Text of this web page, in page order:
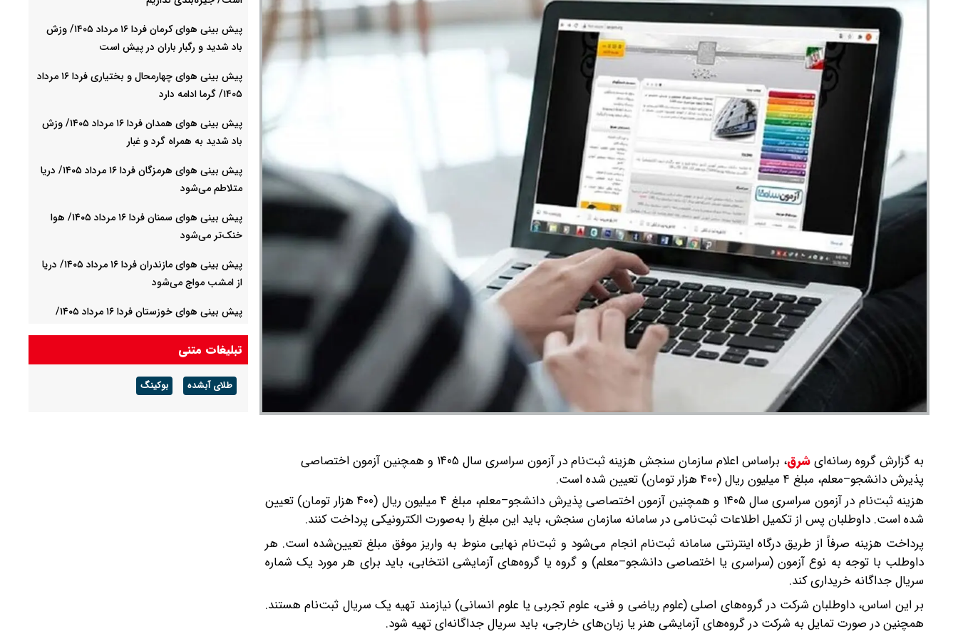
به گزارش گروه رسانه‌ایشرق،
براساس اعلام سازمان سنجش هزینه ثبت‌نام در آزمون سراسری سال ۱۴۰۵ و همچنین آزمون اختصاصی
پذیرش دانشجو–معلم، مبلغ ۴ میلیون ریال (۴۰۰ هزار تومان) تعیین شده است.
هزینه ثبت‌نام در آزمون سراسری سال ۱۴۰۵ و همچنین آزمون اختصاصی پذیرش دانشجو–معلم، مبلغ ۴ میلیون ریال (۴۰۰ هزار تومان) تعیین
شده است. داوطلبان پس از تکمیل اطلاعات ثبت‌نامی در سامانه سازمان سنجش، باید این مبلغ را به‌صورت الکترونیکی پرداخت کنند.
پرداخت هزینه صرفاً از طریق درگاه اینترنتی سامانه ثبت‌نام انجام می‌شود و ثبت‌نام نهایی منوط به واریز موفق مبلغ تعیین‌شده است. هر
داوطلب با توجه به نوع آزمون (سراسری یا اختصاصی دانشجو–معلم) و گروه یا گروه‌های آزمایشی انتخابی، باید برای هر مورد یک شماره
سریال جداگانه خریداری کند.
بر این اساس، داوطلبان شرکت در گروه‌های اصلی (علوم ریاضی و فنی، علوم تجربی یا علوم انسانی) نیازمند تهیه یک سریال ثبت‌نام هستند.
همچنین در صورت تمایل به شرکت در گروه‌های آزمایشی هنر یا زبان‌های خارجی، باید سریال جداگانه‌ای تهیه شود.
پیش بینی هوای کرمان فردا ۱۶ مرداد ۱۴۰۵/ وزش
باد شدید و رگبار باران در پیش است
پیش بینی هوای چهارمحال و بختیاری فردا ۱۶ مرداد
۱۴۰۵/ گرما ادامه دارد
پیش بینی هوای همدان فردا ۱۶ مرداد ۱۴۰۵/ وزش
باد شدید به همراه گرد و غبار
پیش بینی هوای هرمزگان فردا ۱۶ مرداد ۱۴۰۵/ دریا
متلاطم می‌شود
پیش بینی هوای سمنان فردا ۱۶ مرداد ۱۴۰۵/ هوا
خنک‌تر می‌شود
پیش بینی هوای مازندران فردا ۱۶ مرداد ۱۴۰۵/ دریا
از امشب مواج می‌شود
پیش بینی هوای خوزستان فردا ۱۶ مرداد ۱۴۰۵/
باد و رگبار پراکنده
تبلیغات متنی
طلای آبشده بوکینگ